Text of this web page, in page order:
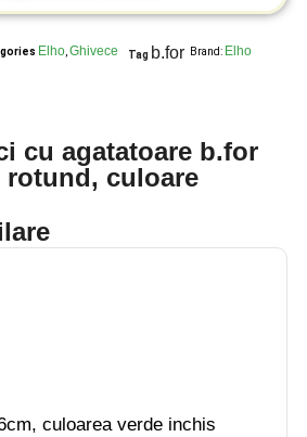
Elho Ghivece Tag b.for Brand: Elho
cu agatatoare b.for
rotund, culoare
culoarea verde inchis